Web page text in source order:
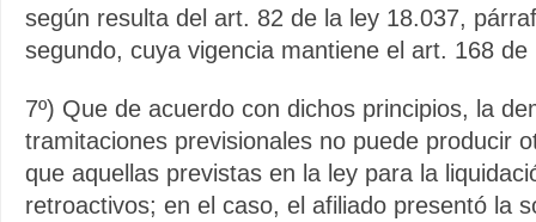
según resulta del art. 82 de la ley 18.037,
segundo, cuya vigencia mantiene el art. 168 de
7º) Que de acuerdo con dichos principios, la
tramitaciones previsionales no puede producir
que aquellas previstas en la ley para la
retroactivos; en el caso, el afiliado presentó la